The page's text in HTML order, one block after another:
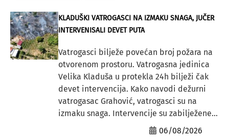
KLADUŠKI VATROGASCI NA IZMAKU SNAGA, JUČER
INTERVENISALI DEVET PUTA
Vatrogasci bilježe povećan broj požara na
otvorenom prostoru. Vatrogasna jedinica
Velika Kladuša u protekla 24h bilježi čak
devet intervencija. Kako navodi dežurni
vatrogasac Grahović, vatrogasci su na
izmaku snaga. Intervencije su zabilježene...
06/08/2026